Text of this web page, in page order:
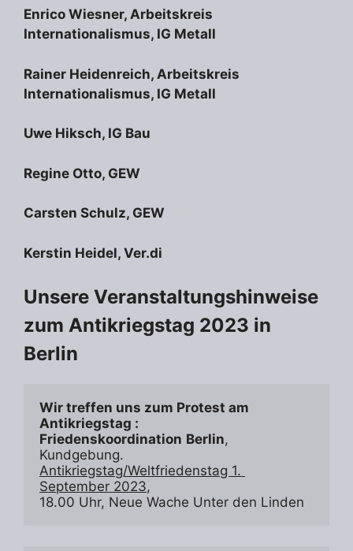
Enrico Wiesner, Arbeitskreis
Internationalismus, IG Metall
Rainer Heidenreich, Arbeitskreis
Internationalismus, IG Metall
Uwe Hiksch, IG Bau
Regine Otto, GEW
Carsten Schulz, GEW
Kerstin Heidel, Ver.di
Unsere Veranstaltungshinweise
zum Antikriegstag 2023 in
Berlin
Wir treffen uns zum Protest am
Antikriegstag :
Friedenskoordination Berlin,
Antikriegstag/Weltfriedenstag 1.
September 2023,
18.00 Uhr, Neue Wache Unter den Linden